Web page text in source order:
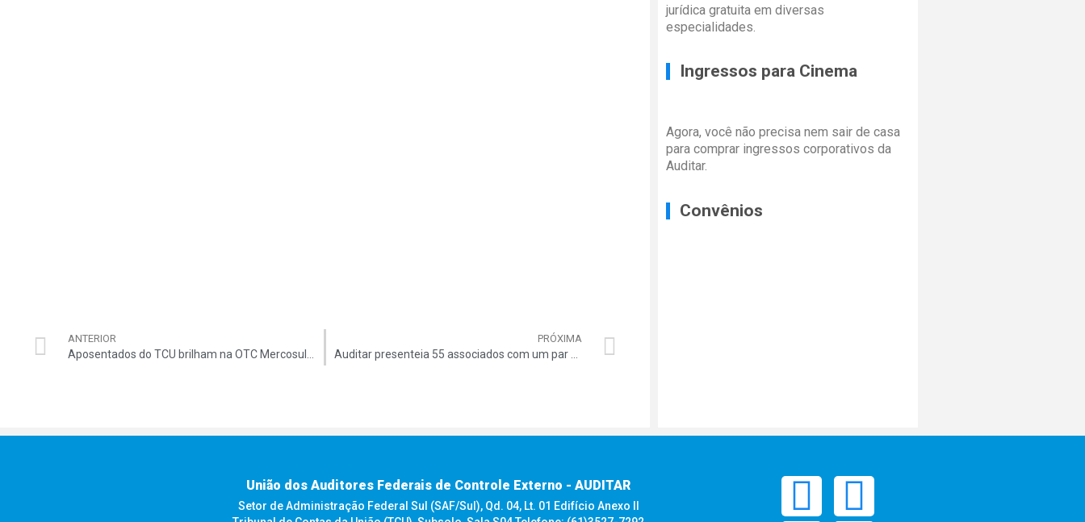
ANTERIOR PRÓXIMA
jurídica gratuita em diversas
especialidades.
Ingressos para Cinema
Agora, você não precisa nem sair de casa
para comprar ingressos corporativos da
Auditar.
Convênios
União dos Auditores Federais de Controle Externo - AUDITAR
Setor de Administração Federal Sul (SAF/Sul), Qd. 04, Lt. 01 Edifício Anexo II